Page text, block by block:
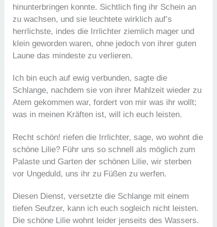
hinunterbringen konnte. Sichtlich fing ihr Schein an
zu wachsen, und sie leuchtete wirklich auf’s
herrlichste, indes die Irrlichter ziemlich mager und
klein geworden waren, ohne jedoch von ihrer guten
Laune das mindeste zu verlieren.
Ich bin euch auf ewig verbunden, sagte die
Schlange, nachdem sie von ihrer Mahlzeit wieder zu
Atem gekommen war, fordert von mir was ihr wollt;
was in meinen Kräften ist, will ich euch leisten.
Recht schön! riefen die Irrlichter, sage, wo wohnt die
schöne Lilie? Führ uns so schnell als möglich zum
Palaste und Garten der schönen Lilie, wir sterben
vor Ungeduld, uns ihr zu Füßen zu werfen.
Diesen Dienst, versetzte die Schlange mit einem
tiefen Seufzer, kann ich euch sogleich nicht leisten.
Die schöne Lilie wohnt leider jenseits des Wassers.